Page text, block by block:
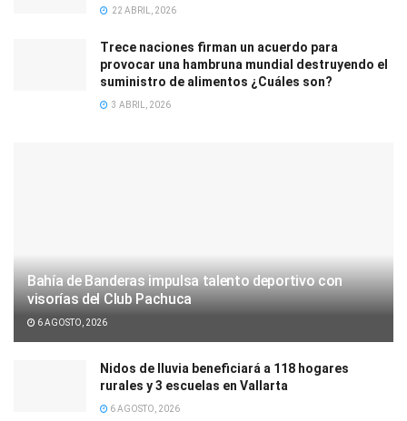
22 ABRIL, 2026
Trece naciones firman un acuerdo para
provocar una hambruna mundial destruyendo el
suministro de alimentos ¿Cuáles son?
3 ABRIL, 2026
Bahía de Banderas impulsa talento deportivo con
visorías del Club Pachuca
6 AGOSTO, 2026
Nidos de lluvia beneficiará a 118 hogares
rurales y 3 escuelas en Vallarta
6 AGOSTO, 2026